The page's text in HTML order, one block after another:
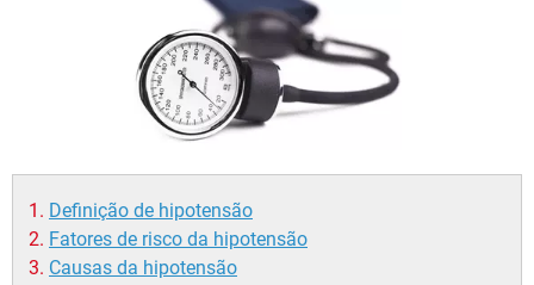
Definição de hipotensão
Fatores de risco da hipotensão
Causas da hipotensão